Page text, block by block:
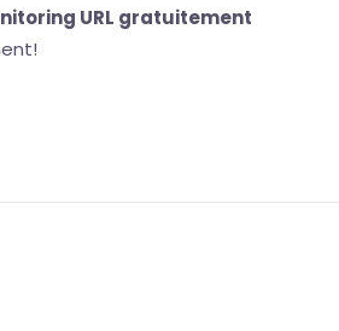
URL gratuitement